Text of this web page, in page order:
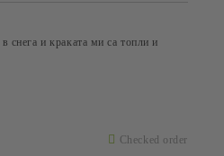
Checked order
снега и краката ми са топли и